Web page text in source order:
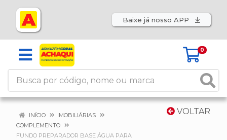
Baixe já nosso APP
0
VOLTAR
INÍCIO
IMOBILIÁRIAS
COMPLEMENTO
FUNDO PREPARADOR BASE ÁGUA PARA